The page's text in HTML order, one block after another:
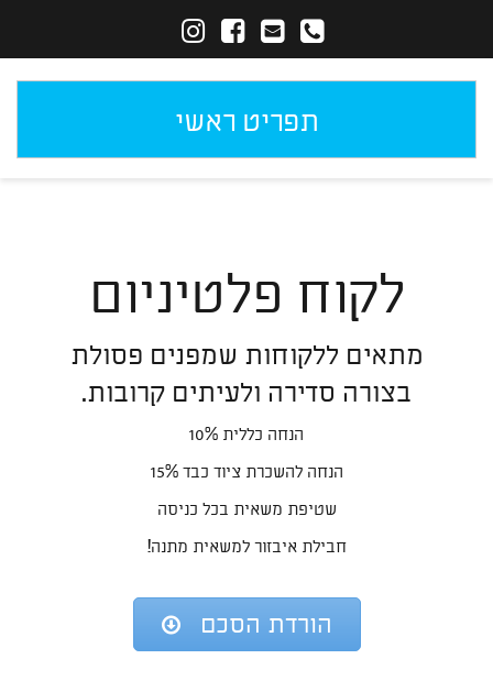
תפריט ראשי
לקוח פלטיניום
מתאים ללקוחות שמפנים פסולת
בצורה סדירה ולעיתים קרובות.
הנחה כללית 10%
הנחה להשכרת ציוד כבד 15%
שטיפת משאית בכל כניסה
חבילת איבזור למשאית מתנה!
הורדת הסכם